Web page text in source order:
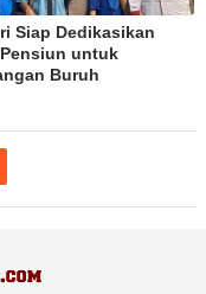
Siap Dedikasikan
untuk
Buruh